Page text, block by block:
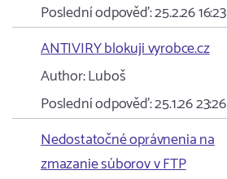
Poslední odpověď:25.2.26 16:23
ANTIVIRY blokuji vyrobce.cz
Author:Luboš
Poslední odpověď:25.1.26 23:26
Nedostatočné oprávnenia na
zmazanie súborov v FTP